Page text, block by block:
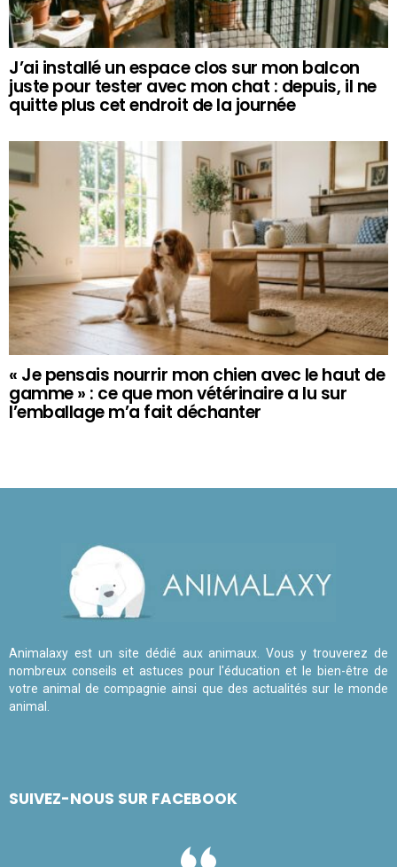
J’ai installé un espace clos sur mon balcon
juste pour tester avec mon chat : depuis, il ne
quitte plus cet endroit de la journée
« Je pensais nourrir mon chien avec le haut de
gamme » : ce que mon vétérinaire a lu sur
l’emballage m’a fait déchanter
Animalaxy est un site dédié aux animaux. Vous y trouverez de
nombreux conseils et astuces pour l'éducation et le bien-être de
votre animal de compagnie ainsi que des actualités sur le monde
animal.
SUIVEZ-NOUS SUR FACEBOOK